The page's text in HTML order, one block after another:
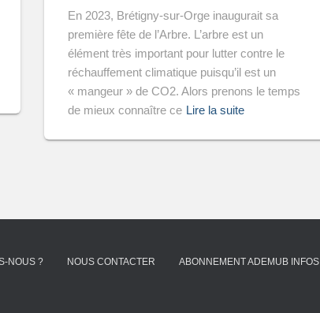
En 2023, Brétigny-sur-Orge inaugurait sa
première fête de l’Arbre. L’arbre est un
élément très important pour lutter contre le
réchauffement climatique puisqu’il est un
« mangeur » de CO2. Alors prenons le temps
de mieux connaître ce Lire la suite
NOUS ? NOUS CONTACTER ABONNEMENT ADEMUB INFOS